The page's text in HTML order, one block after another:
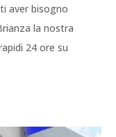
aver bisogno
la nostra
24 ore su